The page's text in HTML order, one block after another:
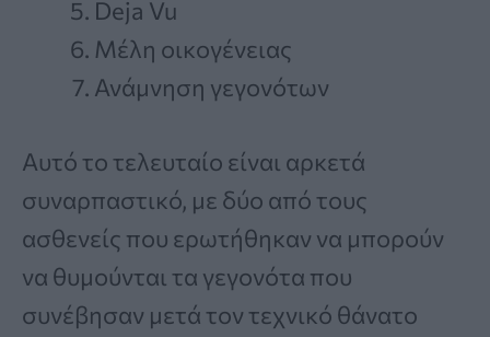
Deja Vu
Μέλη οικογένειας
Ανάμνηση γεγονότων
Αυτό το τελευταίο είναι αρκετά
συναρπαστικό, με δύο από τους
ασθενείς που ερωτήθηκαν να μπορούν
να θυμούνται τα γεγονότα που
συνέβησαν μετά τον τεχνικό θάνατο